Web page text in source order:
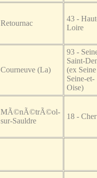
Retournac
43 -
Loire
Courneuve (La)
93 -
Saint-
(ex
Seine-et-
Oise)
MÃ©nÃ©trÃ©ol-
sur-Sauldre
18 - Cher